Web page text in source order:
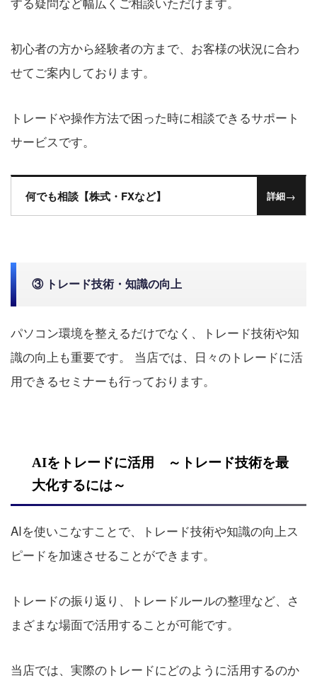
初心者の方から経験者の方まで、お客様の状況に合わ
せてご案内しております。
トレードや操作方法で困った時に相談できるサポート
サービスです。
何でも相談【株式・FXなど】 詳細→
③ トレード技術・知識の向上
パソコン環境を整えるだけでなく、トレード技術や知
識の向上も重要です。 当店では、日々のトレードに活
用できるセミナーも行っております。
AIをトレードに活用 ～トレード技術を最
大化するには～
AIを使いこなすことで、トレード技術や知識の向上ス
ピードを加速させることができます。
トレードの振り返り、トレードルールの整理など、さ
まざまな場面で活用することが可能です。
当店では、実際のトレードにどのように活用するのか